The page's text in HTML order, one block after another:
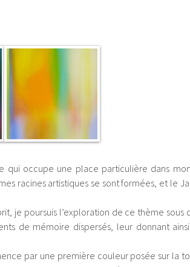
qui occupe une place particulière dans
racines artistiques se sont formées, et le
je poursuis l’exploration de ce thème sous
de mémoire dispersés, leur donnant
par une première couleur posée sur la